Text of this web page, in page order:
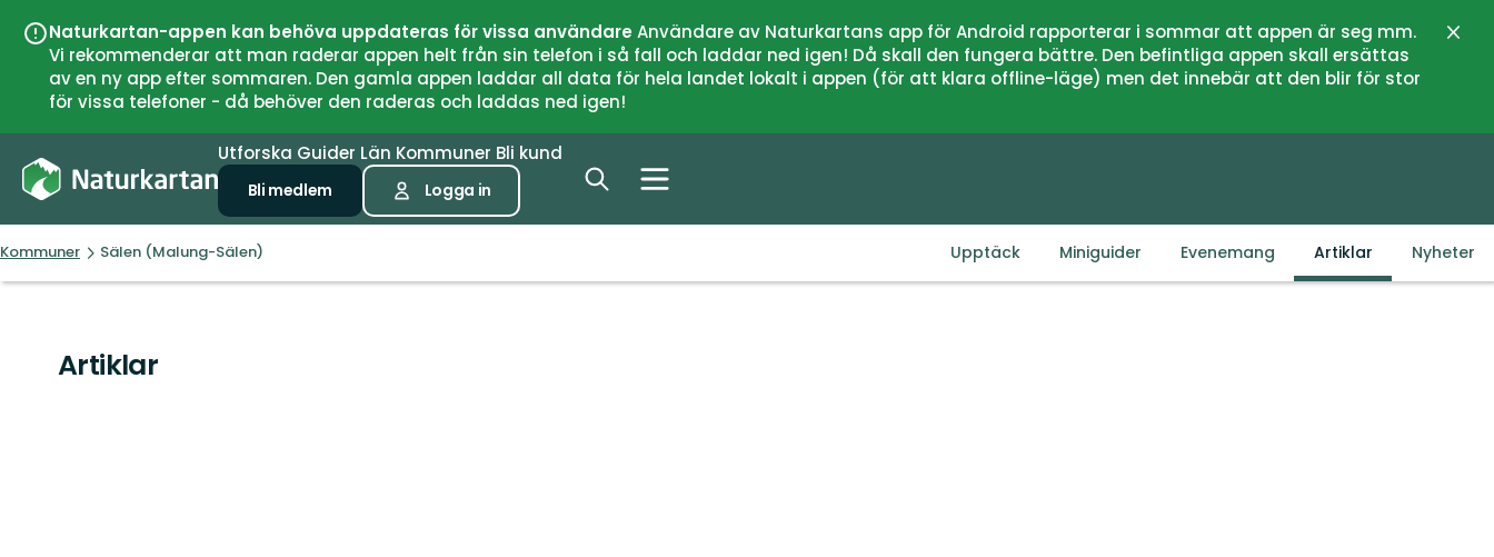
Naturkartan-appen kan behöva uppdateras för vissa användareAnvändare av Naturkartans app för Android rapporterar i sommar att appen är seg mm.
Vi rekommenderar att man raderar appen helt från sin telefon i så fall och laddar ned igen! Då skall den fungera bättre. Den befintliga appen skall ersättas
av en ny app efter sommaren. Den gamla appen laddar all data för hela landet lokalt i appen (för att klara offline-läge) men det innebär att den blir för stor
för vissa telefoner - då behöver den raderas och laddas ned igen!
Utforska Guider Län Kommuner Bli kund
Bli medlem Logga in
Kommuner Sälen (Malung-Sälen) Upptäck Miniguider Evenemang Artiklar Nyheter
Artiklar